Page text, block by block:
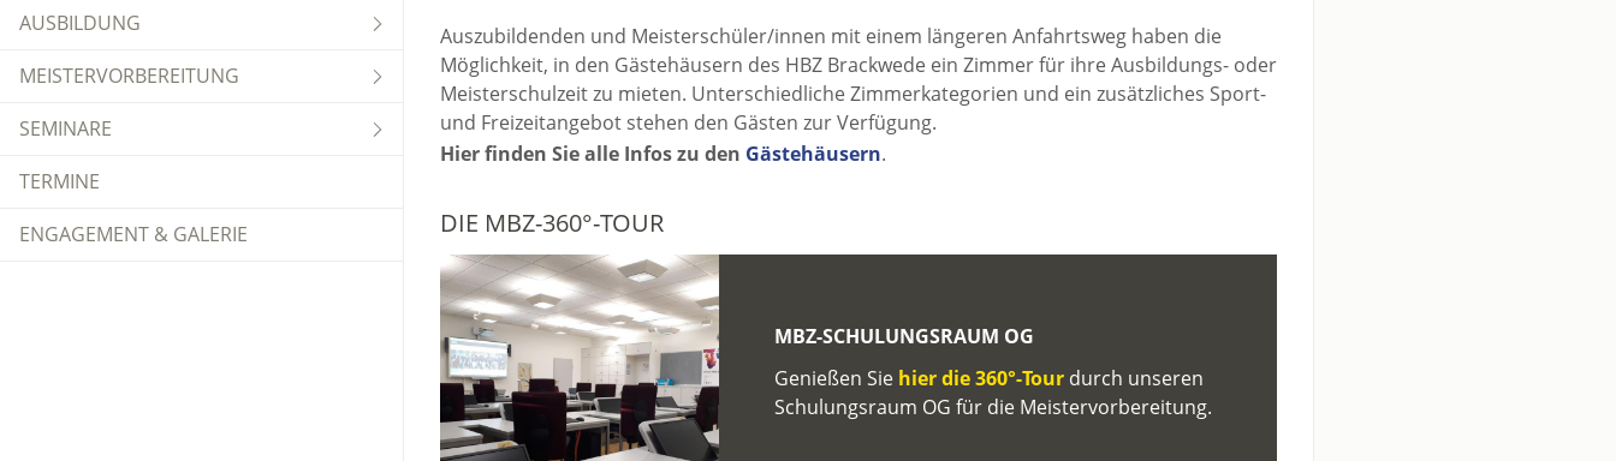
AUSBILDUNG
MEISTERVORBEREITUNG
SEMINARE
TERMINE
ENGAGEMENT & GALERIE
Auszubildenden und Meisterschüler/­innen mit einem längeren Anfahrtsweg haben die
Möglichkeit, in den Gästehäusern des HBZ Brackwede ein Zimmer für ihre Ausbildungs- oder
Meisterschulzeit zu mieten. Unterschiedliche Zimmerkategorien und ein zusätzliches Sport­
und Freizeitangebot stehen den Gästen zur Verfügung.
Hier finden Sie alle Infos zu den Gästehäusern.
DIE MBZ-360°-TOUR
MBZ-SCHULUNGSRAUM OG
Genießen Sie hier die 360°-Tour durch unseren
Schulungsraum OG für die Meistervorbereitung.